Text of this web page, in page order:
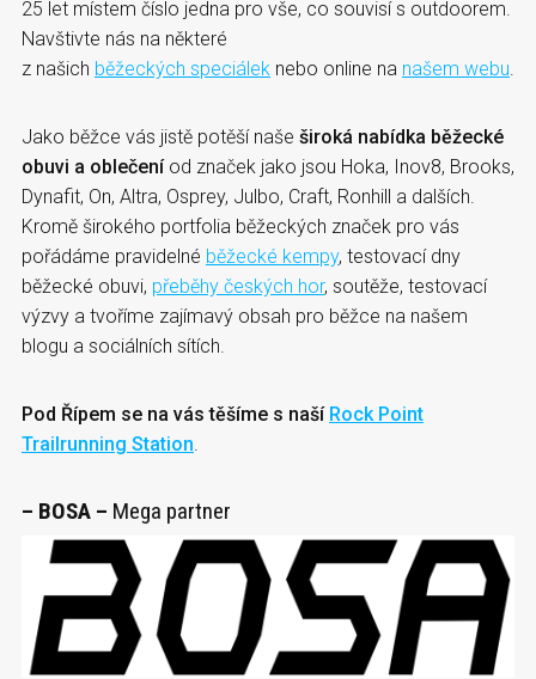
25 let místem číslo jedna pro vše, co souvisí s outdoorem.
Navštivte nás na některé
z našich běžeckých speciálek nebo online na našem webu
Jako běžce vás jistě potěší naše široká nabídka běžecké
obuvi a oblečeníod značek jako jsou Hoka, Inov8, Brooks,
Dynafit, On, Altra, Osprey, Julbo, Craft, Ronhill a dalších.
Kromě širokého portfolia běžeckých značek pro vás
pořádáme pravidelné běžecké kempy, testovací dny
běžecké obuvi, přeběhy českých hor, soutěže, testovací
výzvy a tvoříme zajímavý obsah pro běžce na našem
blogu a sociálních sítích.
Pod Řípem se na vás těšíme s naší Rock Point
Trailrunning Station
– BOSA – Mega partner